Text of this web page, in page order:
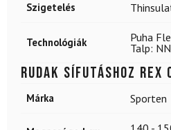
Szigetelés
Technológiák Puha
Talp:
Rudak sífutáshoz REX
Márka Sporten